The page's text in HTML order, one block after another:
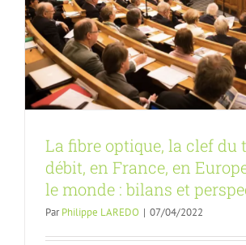
La fibre optique, la clef du
débit, en France, en
le monde : bilans et
ParPhilippe LAREDO | 07/04/2022